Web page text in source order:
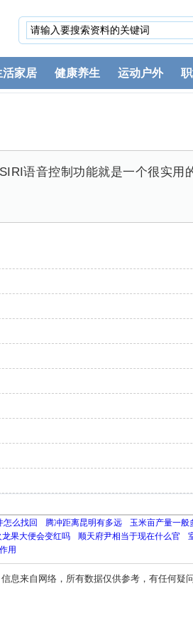
活家居 健康养生 运动户外
语音控制功能就是一个很实
怎么找回 腾冲距离昆明有多远 玉米亩产量一般
龙果大便会变红吗 顺天府尹相当于现在什么官
用
息来自网络，所有数据仅供参考，有任何疑